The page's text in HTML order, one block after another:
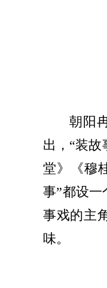
朝阳
出，“装故
堂》《穆
事”都设一
事戏的主
味。